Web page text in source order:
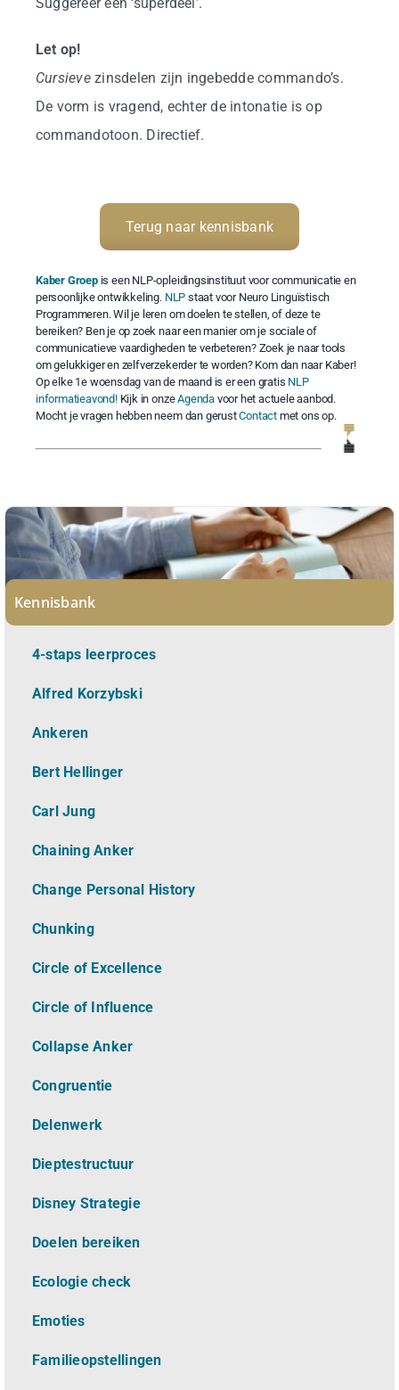
Let op!
Cursievezinsdelen zijn ingebedde commando’s.
De vorm is vragend, echter de intonatie is op
commandotoon. Directief.
Terug naar kennisbank
Kaber Groepis een NLP-opleidingsinstituut voor communicatie en
persoonlijke ontwikkeling. NLP staat voor Neuro Linguïstisch
Programmeren. Wil je leren om doelen te stellen, of deze te
bereiken? Ben je op zoek naar een manier om je sociale of
communicatieve vaardigheden te verbeteren? Zoek je naar tools
om gelukkiger en zelfverzekerder te worden? Kom dan naar Kaber!
Op elke 1e woensdag van de maand is er een gratis NLP
informatieavond!Kijk in onzeAgendavoor het actuele aanbod.
Mocht je vragen hebben neem dan gerustContact met ons op.
Kennisbank
4-staps leerproces
Alfred Korzybski
Ankeren
Bert Hellinger
Carl Jung
Chaining Anker
Change Personal History
Chunking
Circle of Excellence
Circle of Influence
Collapse Anker
Congruentie
Delenwerk
Dieptestructuur
Disney Strategie
Doelen bereiken
Ecologie check
Emoties
Familieopstellingen